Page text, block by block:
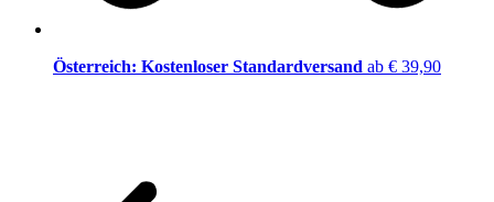
Österreich: Kostenloser Standardversand ab € 39,90